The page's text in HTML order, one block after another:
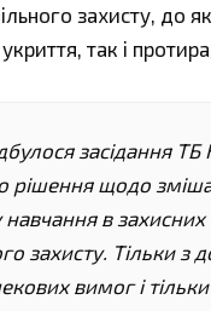
захисту, до
так і
засідання
рішення щодо
в захисних
захисту. Тільки з
вимог і